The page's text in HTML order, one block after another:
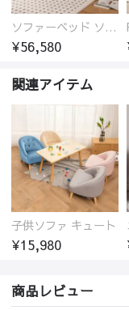
ソファーベッド ソファベッド 2人 3人掛け 「幅100～180cm」ソファー ソファーベッド 1人掛け 2人掛け 3人掛け 収納付き 北欧 コンパクト-fsx-1005
¥56,580
関連アイテム
子供ソファ キュート
¥15,980
商品レビュー